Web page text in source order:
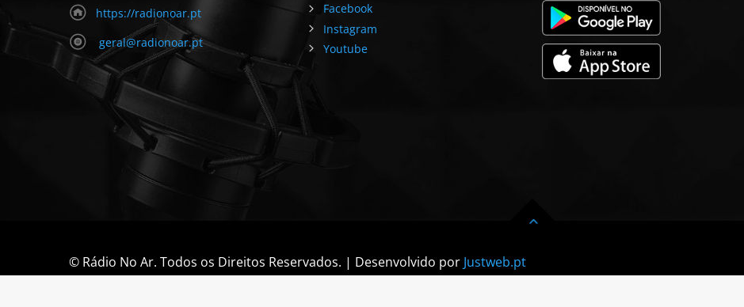
https://radionoar.pt
geral@radionoar.pt
Facebook
Instagram
Youtube
© Rádio No Ar. Todos os Direitos Reservados. | Desenvolvido por Justweb.pt